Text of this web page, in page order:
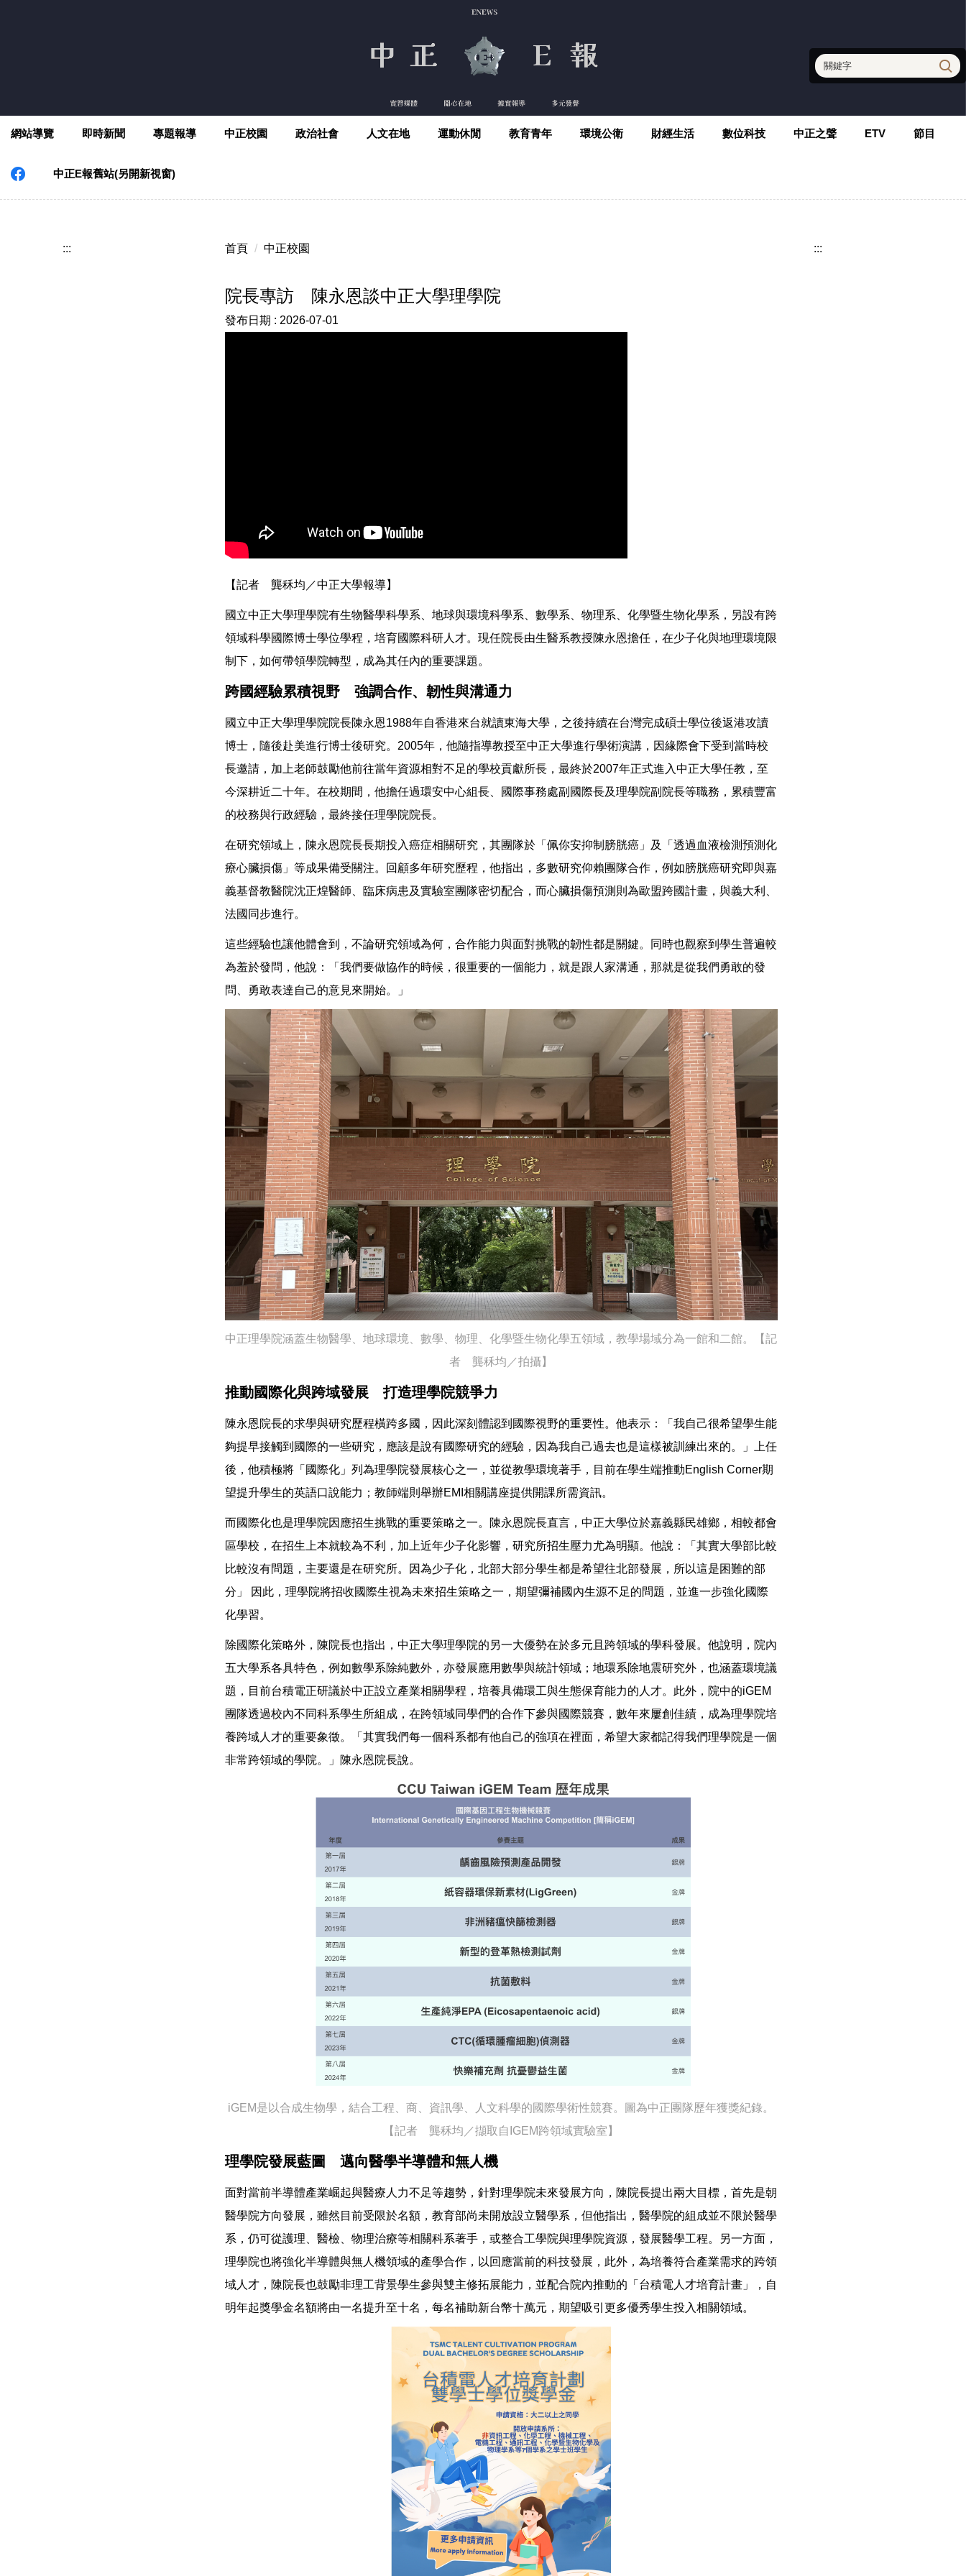
區
網站導覽
即時新聞 專題報導 中正校園 政治社會 人文在地 運動休閒 教育青年 環境公衛 財經生活 數位科技 中正之聲 ETV 節目
中正E報舊站(另開新視窗)
::: 首頁 中正校園
院長專訪 陳永恩談中正大學理學院
發布日期 : 2026-07-01
【記者 龔秝均／中正大學報導】
國立中正大學理學院有生物醫學科學系、地球與環境科學系、數學系、物理系、化學暨生物化學系，另設有跨
領域科學國際博士學位學程，培育國際科研人才。現任院長由生醫系教授陳永恩擔任，在少子化與地理環境限
制下，如何帶領學院轉型，成為其任內的重要課題。
跨國經驗累積視野 強調合作、韌性與溝通力
國立中正大學理學院院長陳永恩1988年自香港來台就讀東海大學，之後持續在台灣完成碩士學位後返港攻讀
博士，隨後赴美進行博士後研究。2005年，他隨指導教授至中正大學進行學術演講，因緣際會下受到當時校
長邀請，加上老師鼓勵他前往當年資源相對不足的學校貢獻所長，最終於2007年正式進入中正大學任教，至
今深耕近二十年。在校期間，他擔任過環安中心組長、國際事務處副國際長及理學院副院長等職務，累積豐富
的校務與行政經驗，最終接任理學院院長。
在研究領域上，陳永恩院長長期投入癌症相關研究，其團隊於「佩你安抑制膀胱癌」及「透過血液檢測預測化
療心臟損傷」等成果備受關注。回顧多年研究歷程，他指出，多數研究仰賴團隊合作，例如膀胱癌研究即與嘉
義基督教醫院沈正煌醫師、臨床病患及實驗室團隊密切配合，而心臟損傷預測則為歐盟跨國計畫，與義大利、
法國同步進行。
這些經驗也讓他體會到，不論研究領域為何，合作能力與面對挑戰的韌性都是關鍵。同時也觀察到學生普遍較
為羞於發問，他說：「我們要做協作的時候，很重要的一個能力，就是跟人家溝通，那就是從我們勇敢的發
問、勇敢表達自己的意見來開始。」
中正理學院涵蓋生物醫學、地球環境、數學、物理、化學暨生物化學五領域，教學場域分為一館和二館。【記
者 龔秝均／拍攝】
推動國際化與跨域發展 打造理學院競爭力
陳永恩院長的求學與研究歷程橫跨多國，因此深刻體認到國際視野的重要性。他表示：「我自己很希望學生能
夠提早接觸到國際的一些研究，應該是說有國際研究的經驗，因為我自己過去也是這樣被訓練出來的。」上任
後，他積極將「國際化」列為理學院發展核心之一，並從教學環境著手，目前在學生端推動English Corner期
望提升學生的英語口說能力；教師端則舉辦EMI相關講座提供開課所需資訊。
而國際化也是理學院因應招生挑戰的重要策略之一。陳永恩院長直言，中正大學位於嘉義縣民雄鄉，相較都會
區學校，在招生上本就較為不利，加上近年少子化影響，研究所招生壓力尤為明顯。他說：「其實大學部比較
比較沒有問題，主要還是在研究所。因為少子化，北部大部分學生都是希望往北部發展，所以這是困難的部
分」 因此，理學院將招收國際生視為未來招生策略之一，期望彌補國內生源不足的問題，並進一步強化國際
化學習。
除國際化策略外，陳院長也指出，中正大學理學院的另一大優勢在於多元且跨領域的學科發展。他說明，院內
五大學系各具特色，例如數學系除純數外，亦發展應用數學與統計領域；地環系除地震研究外，也涵蓋環境議
題，目前台積電正研議於中正設立產業相關學程，培養具備環工與生態保育能力的人才。此外，院中的iGEM
團隊透過校內不同科系學生所組成，在跨領域同學們的合作下參與國際競賽，數年來屢創佳績，成為理學院培
養跨域人才的重要象徵。「其實我們每一個科系都有他自己的強項在裡面，希望大家都記得我們理學院是一個
非常跨領域的學院。」陳永恩院長說。
iGEM是以合成生物學，結合工程、商、資訊學、人文科學的國際學術性競賽。圖為中正團隊歷年獲獎紀錄。
【記者 龔秝均／擷取自IGEM跨領域實驗室】
理學院發展藍圖 邁向醫學半導體和無人機
面對當前半導體產業崛起與醫療人力不足等趨勢，針對理學院未來發展方向，陳院長提出兩大目標，首先是朝
醫學院方向發展，雖然目前受限於名額，教育部尚未開放設立醫學系，但他指出，醫學院的組成並不限於醫學
系，仍可從護理、醫檢、物理治療等相關科系著手，或整合工學院與理學院資源，發展醫學工程。另一方面，
理學院也將強化半導體與無人機領域的產學合作，以回應當前的科技發展，此外，為培養符合產業需求的跨領
域人才，陳院長也鼓勵非理工背景學生參與雙主修拓展能力，並配合院內推動的「台積電人才培育計畫」，自
明年起獎學金名額將由一名提升至十名，每名補助新台幣十萬元，期望吸引更多優秀學生投入相關領域。
:::